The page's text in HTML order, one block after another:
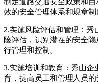
效的安全管理体系和规章制
2.实施风险评估和管理：
险评估，识别潜在的安全
行管理和控制。
3.实施培训和教育：秀山企
育，提高员工和管理人员